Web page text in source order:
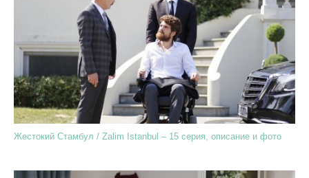
Жестокий Стамбул / Zalim Istanbul – 15 серия, описание и фото